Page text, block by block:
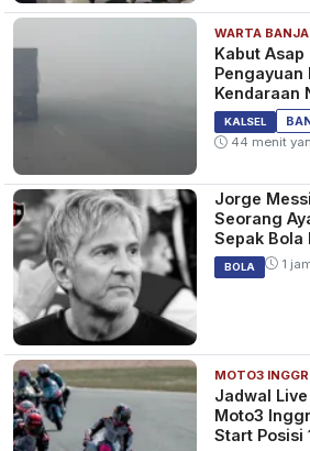
WARTA
Kabut
Pengayuan
Kendaraan
Jauh dan
KALSEL
44 menit
Jorge
Seorang
Sepak Bola
BOLA 1
MOTO3
Jadwal
Moto3
Start Posisi